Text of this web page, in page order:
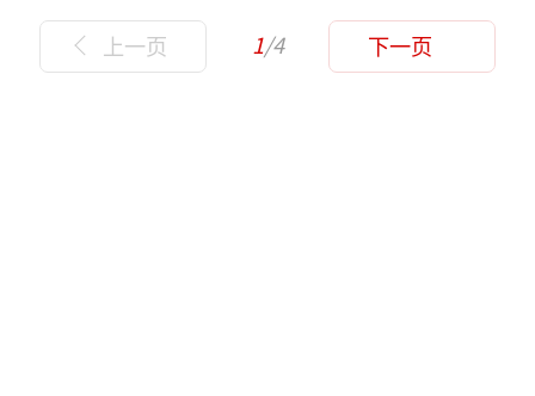
上一页 1/4 下一页